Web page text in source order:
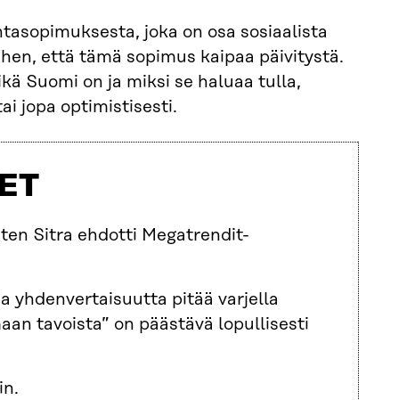
joka on osa sosiaalista
että tämä sopimus kaipaa päivitystä.
Suomi on ja miksi se haluaa tulla,
jopa optimistisesti.
Sitra ehdotti Megatrendit-
yhdenvertaisuutta pitää varjella
tavoista” on päästävä lopullisesti